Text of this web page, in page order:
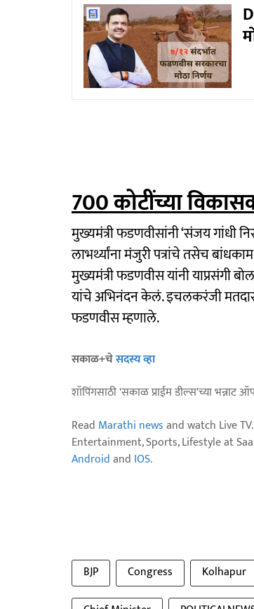
700 कोटींच्या
मुख्यमंत्री फडणवीसांनी ‘संजय गांधी
लाभर्थ्यांना मंजुरी पत्रांचे तसेच
मुख्यमंत्री फडणवीस यांनी याप्रसंगी
यांचे अभिनंदन केलं. इचलकरंजी
फडणवीस म्हणाले.
सकाळ+चेसदस्य व्हा
शॉपिंगसाठी 'सकाळ प्राईम डील्स'च्या भन्नाट
Read Marathi newsand watch Live TV.
Entertainment, Sports, Lifestyle at
Androidand IOS.
BJP Congress Kolhapur